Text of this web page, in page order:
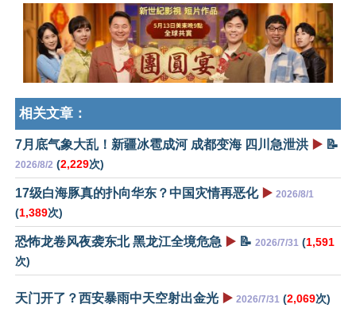
相关文章：
7月底气象大乱！新疆冰雹成河 成都变海 四川急泄洪 ▶️ 📝
2026/8/2 (2,229次)
17级白海豚真的扑向华东？中国灾情再恶化 ▶️ 2026/8/1
(1,389次)
恐怖龙卷风夜袭东北 黑龙江全境危急 ▶️ 📝 2026/7/31 (1,591
次)
天门开了？西安暴雨中天空射出金光 ▶️ 2026/7/31 (2,069次)